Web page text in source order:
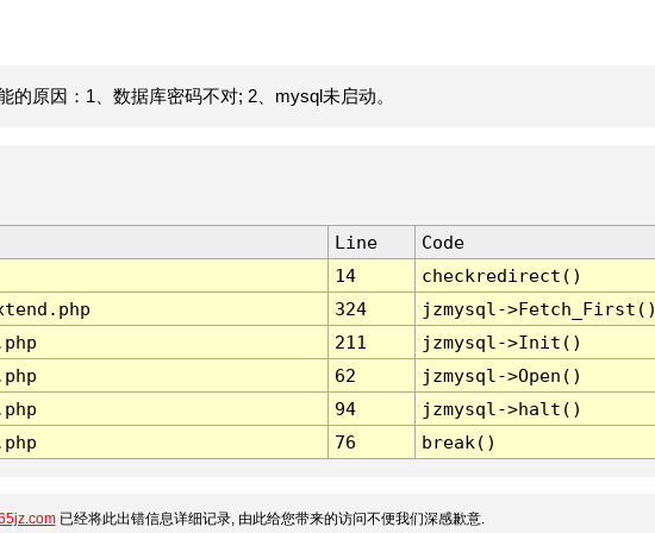
原因：1、数据库密码不对; 2、mysql未启动。
Line
Code
14
checkredirect()
324
jzmysql-
211
jzmysql->Init()
62
jzmysql->Open()
94
jzmysql->halt()
76 break()
已经将此出错信息详细记录, 由此给您带来的访问不便我们深感歉意.